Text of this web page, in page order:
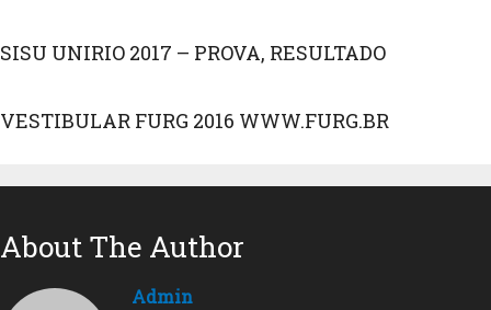
SISU UNIRIO 2017 – PROVA, RESULTADO
VESTIBULAR FURG 2016 WWW.FURG.BR
About The Author
Admin